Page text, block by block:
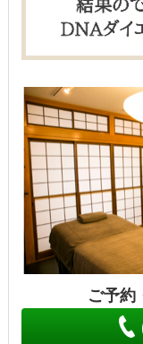
ご予約